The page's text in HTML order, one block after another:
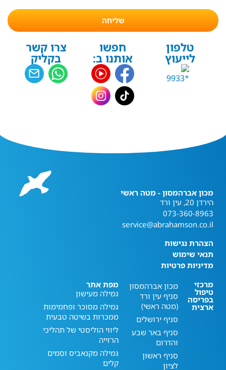
שליחה
טלפון
לייעוץ
חפשו
אותנו ב:
צרו קשר
בקליק
מכון אברהמסון - מטה ראשי
הירדן 20, עין ורד
073-360-8963
service@abrahamson.co.il
הצהרת נגישות
תנאי שימוש
מדיניות פרטיות
מרכזי
טיפול
בפריסה
ארצית
מכון אברהמסון
סניף עין ורד
(מטה ראשי)
סניף ירושלים
סניף באר שבע
והדרום
סניף ראשון
לציון
מפת אתר
גמילה מעישון
גמילה מסוכר ופחמימות
ממכרות בשיטה טבעית
ליווי הוליסטי של תהליכי
הרזייה
גמילה מקנאביס וסמים
קלים